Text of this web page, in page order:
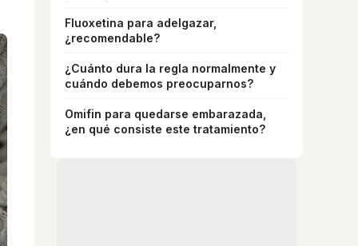
Fluoxetina para adelgazar,
¿recomendable?
¿Cuánto dura la regla normalmente y
cuándo debemos preocuparnos?
Omifin para quedarse embarazada,
¿en qué consiste este tratamiento?